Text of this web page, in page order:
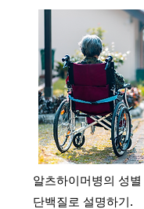
알츠하이머병의 성
단백질로 설명하기.